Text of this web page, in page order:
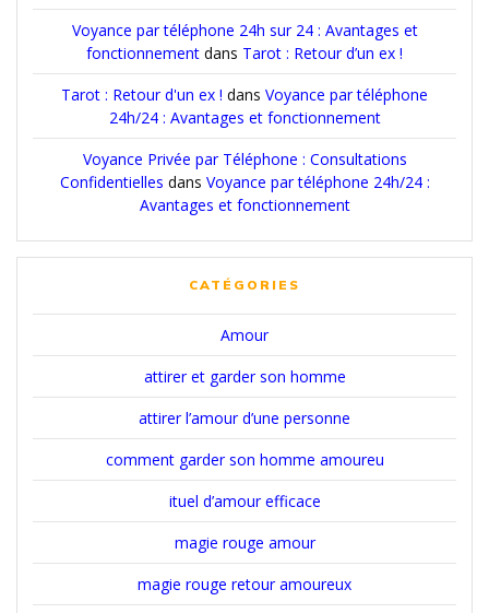
Voyance par téléphone 24h sur 24 : Avantages et
fonctionnement dans Tarot : Retour d’un ex !
Tarot : Retour d'un ex ! dans Voyance par téléphone
24h/24 : Avantages et fonctionnement
Voyance Privée par Téléphone : Consultations
Confidentielles dans Voyance par téléphone 24h/24 :
Avantages et fonctionnement
CATÉGORIES
Amour
attirer et garder son homme
attirer l’amour d’une personne
comment garder son homme amoureu
ituel d’amour efficace
magie rouge amour
magie rouge retour amoureux